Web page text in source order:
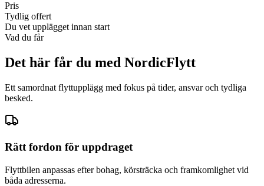
Pris
Tydlig offert
Du vet upplägget innan start
Vad du får
Det här får du med NordicFlytt
Ett samordnat flyttupplägg med fokus på tider, ansvar och tydliga
besked.
Rätt fordon för uppdraget
Flyttbilen anpassas efter bohag, körsträcka och framkomlighet vid
båda adresserna.